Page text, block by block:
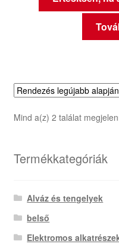
Mind a(z) 2 találat
Termékkategóriák
Alváz és tengelyek
belső
Elektromos